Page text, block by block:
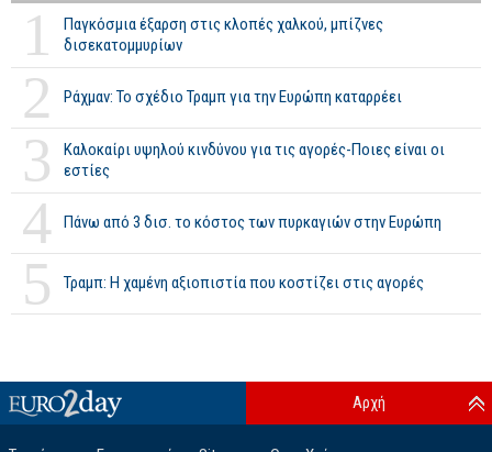
1
Παγκόσμια έξαρση στις κλοπές χαλκού, μπίζνες
δισεκατομμυρίων
2 Ράχμαν: Το σχέδιο Τραμπ για την Ευρώπη καταρρέει
3
Καλοκαίρι υψηλού κινδύνου για τις αγορές-Ποιες είναι οι
εστίες
4 Πάνω από 3 δισ. το κόστος των πυρκαγιών στην Ευρώπη
5 Τραμπ: Η χαμένη αξιοπιστία που κοστίζει στις αγορές
Αρχή